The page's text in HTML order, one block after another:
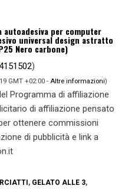
per computer
universal design astratto
Nero carbone)
)
GMT +02:00 - Altre informazioni)
Programma di affiliazione
di affiliazione pensato
ottenere commissioni
di pubblicità e link a
, GELATO ALLE 3,